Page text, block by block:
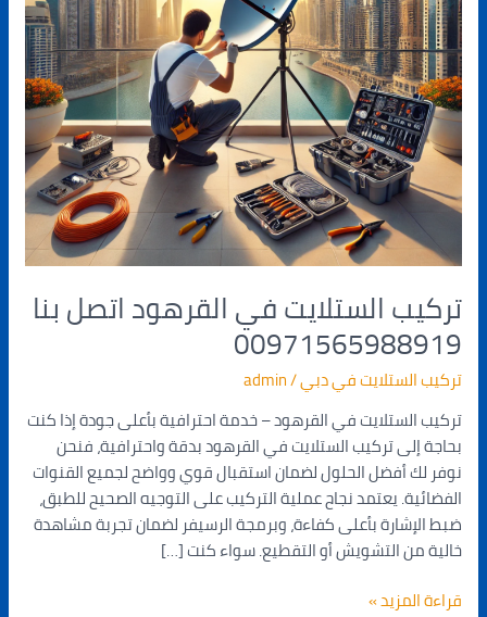
تركيب الستلايت في القرهود اتصل بنا
00971565988919
تركيب الستلايت في دبي/
admin
تركيب الستلايت في القرهود – خدمة احترافية بأعلى جودة إذا كنت
بحاجة إلى تركيب الستلايت في القرهود بدقة واحترافية، فنحن
نوفر لك أفضل الحلول لضمان استقبال قوي وواضح لجميع القنوات
الفضائية. يعتمد نجاح عملية التركيب على التوجيه الصحيح للطبق،
ضبط الإشارة بأعلى كفاءة، وبرمجة الرسيفر لضمان تجربة مشاهدة
خالية من التشويش أو التقطيع. سواء كنت […]
قراءة المزيد »